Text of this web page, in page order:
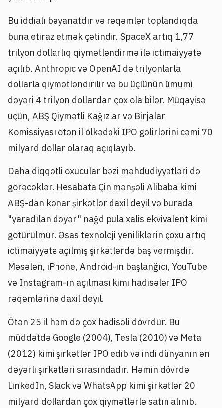
Bu iddialı bəyanatdır və rəqəmlər toplandıqda
buna etiraz etmək çətindir. SpaceX artıq 1,77
trilyon dollarlıq qiymətləndirmə ilə ictimaiyyətə
açılıb. Anthropic və OpenAI də trilyonlarla
dollarla qiymətləndirilir və bu üçlünün ümumi
dəyəri 4 trilyon dollardan çox ola bilər. Müqayisə
üçün, ABŞ Qiymətli Kağızlar və Birjalar
Komissiyası ötən il ölkədəki IPO gəlirlərini cəmi 70
milyard dollar olaraq açıqlayıb.
Daha diqqətli oxucular bəzi məhdudiyyətləri də
görəcəklər. Hesabata Çin mənşəli Alibaba kimi
ABŞ-dan kənar şirkətlər daxil deyil və burada
"yaradılan dəyər" nağd pula xalis ekvivalent kimi
götürülmür. Əsas texnoloji yeniliklərin çoxu artıq
ictimaiyyətə açılmış şirkətlərdə baş vermişdir.
Məsələn, iPhone, Android-in başlanğıcı, YouTube
və Instagram-ın açılması kimi hadisələr IPO
rəqəmlərinə daxil deyil.
Ötən 25 il həm də çox hadisəli dövrdür. Bu
müddətdə Google (2004), Tesla (2010) və Meta
(2012) kimi şirkətlər IPO edib və indi dünyanın ən
dəyərli şirkətləri sırasındadır. Həmin dövrdə
LinkedIn, Slack və WhatsApp kimi şirkətlər 20
milyard dollardan çox qiymətlərlə satın alınıb.